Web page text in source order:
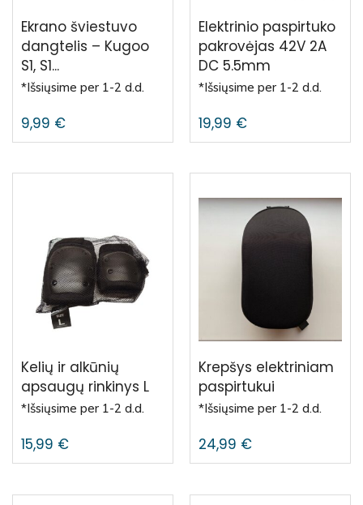
Ekrano šviestuvo
dangtelis – Kugoo
S1, S1...
*Išsiųsime per 1-2 d.d.
9,99 €
Elektrinio paspirtuko
pakrovėjas 42V 2A
DC 5.5mm
*Išsiųsime per 1-2 d.d.
19,99 €
Kelių ir alkūnių
apsaugų rinkinys L
*Išsiųsime per 1-2 d.d.
15,99 €
Krepšys elektriniam
paspirtukui
*Išsiųsime per 1-2 d.d.
24,99 €